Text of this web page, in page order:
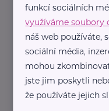
Reklama
Ecovacs
Jak si ulehčit práci
děti?
Bydlení, domácnost
funkcí sociálních
využíváme soubory
náš web používáte,
sociální média,
mohou
jste jim poskytli
že používáte jejich